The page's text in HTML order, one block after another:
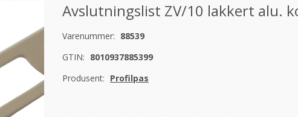
Avslutningslist ZV/10 lakkert alu.
Varenummer: 88539
GTIN: 8010937885399
Produsent: Profilpas